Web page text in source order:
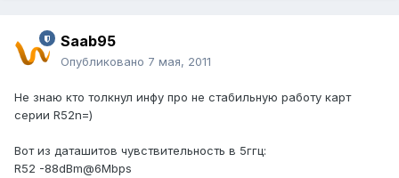
Saab95
Опубликовано 7 мая, 2011
Не знаю кто толкнул инфу про не стабильную работу карт
серии R52n=)
Вот из даташитов чувствительность в 5ггц:
R52 -88dBm@6Mbps